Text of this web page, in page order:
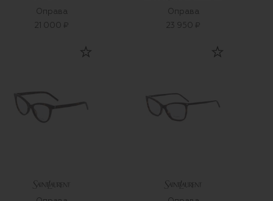
Оправа
21 000 ₽
Оправа
23 950 ₽